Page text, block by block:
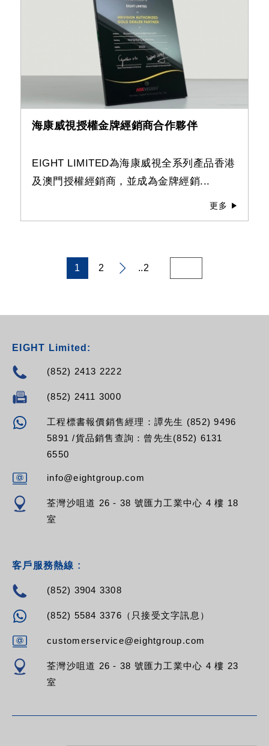
海康威視授權金牌經銷商合作夥伴
EIGHT LIMITED為海康威視全系列產品香港
及澳門授權經銷商，並成為金牌經銷...
更多
1 2 ..2
EIGHT Limited:
(852) 2413 2222
(852) 2411 3000
工程標書報價銷售經理：譚先生 (852) 9496
5891 /貨品銷售查詢：曾先生(852) 6131
6550
info@eightgroup.com
荃灣沙咀道 26 - 38 號匯力工業中心 4 樓 18
室
客戶服務熱線 :
(852) 3904 3308
(852) 5584 3376（只接受文字訊息）
customerservice@eightgroup.com
荃灣沙咀道 26 - 38 號匯力工業中心 4 樓 23
室